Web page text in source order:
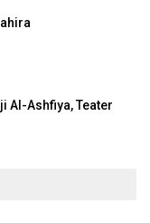
Al-Ashfiya, Teater